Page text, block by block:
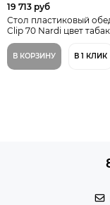
19 713 руб
Стол пластиковый
Clip 70 Nardi цвет табак
В КОРЗИНУ В 1 КЛИК